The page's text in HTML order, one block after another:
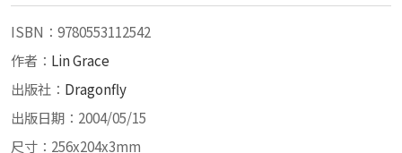
ISBN：9780553112542
作者： Lin Grace
出版社： Dragonfly
出版日期：2004/05/15
尺寸：256x204x3mm